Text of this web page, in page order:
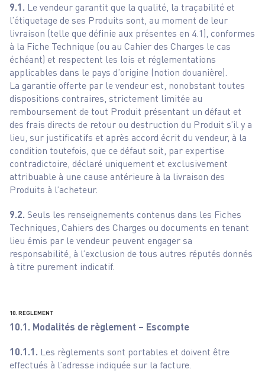
9.1. Le vendeur garantit que la qualité, la traçabilité et
l’étiquetage de ses Produits sont, au moment de leur
livraison (telle que définie aux présentes en 4.1), conformes
à la Fiche Technique (ou au Cahier des Charges le cas
échéant) et respectent les lois et réglementations
applicables dans le pays d’origine (notion douanière).
La garantie offerte par le vendeur est, nonobstant toutes
dispositions contraires, strictement limitée au
remboursement de tout Produit présentant un défaut et
des frais directs de retour ou destruction du Produit s’il y a
lieu, sur justificatifs et après accord écrit du vendeur, à la
condition toutefois, que ce défaut soit, par expertise
contradictoire, déclaré uniquement et exclusivement
attribuable à une cause antérieure à la livraison des
Produits à l’acheteur.
9.2. Seuls les renseignements contenus dans les Fiches
Techniques, Cahiers des Charges ou documents en tenant
lieu émis par le vendeur peuvent engager sa
responsabilité, à l’exclusion de tous autres réputés donnés
à titre purement indicatif.
10. REGLEMENT
10.1. Modalités de règlement – Escompte
10.1.1. Les règlements sont portables et doivent être
effectués à l’adresse indiquée sur la facture.